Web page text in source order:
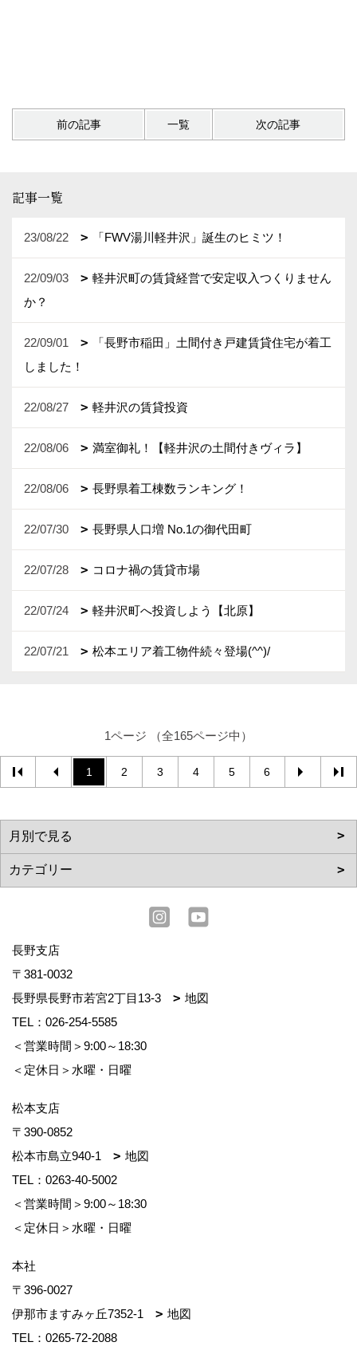
前の記事 一覧 次の記事
記事一覧
23/08/22 「FWV湯川軽井沢」誕生のヒミツ！
22/09/03
軽井沢町の賃貸経営で安定収入つくりません
か？
22/09/01
「長野市稲田」土間付き戸建賃貸住宅が着工
しました！
22/08/27 軽井沢の賃貸投資
22/08/06 満室御礼！【軽井沢の土間付きヴィラ】
22/08/06 長野県着工棟数ランキング！
22/07/30 長野県人口増 No.1の御代田町
22/07/28 コロナ禍の賃貸市場
22/07/24 軽井沢町へ投資しよう【北原】
22/07/21 松本エリア着工物件続々登場(^^)/
1ページ （全165ページ中）
1 2 3 4 5 6
長野支店
〒381-0032
長野県長野市若宮2丁目13-3
地図
TEL： 026-254-5585
＜営業時間＞9:00～18:30
＜定休日＞水曜・日曜
松本支店
〒390-0852
松本市島立940-1
地図
TEL： 0263-40-5002
＜営業時間＞9:00～18:30
＜定休日＞水曜・日曜
本社
〒396-0027
伊那市ますみヶ丘7352-1
地図
TEL： 0265-72-2088